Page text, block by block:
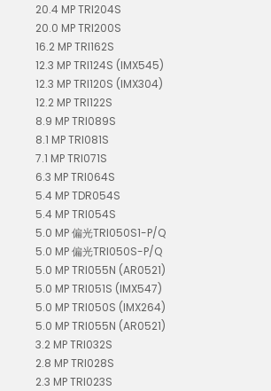
20.4 MP TRI204S
20.0 MP TRI200S
16.2 MP TRI162S
12.3 MP TRI124S (IMX545)
12.3 MP TRI120S (IMX304)
12.2 MP TRI122S
8.9 MP TRI089S
8.1 MP TRI081S
7.1 MP TRI071S
6.3 MP TRI064S
5.4 MP TDR054S
5.4 MP TRI054S
5.0 MP 偏光TRI050S1-P/Q
5.0 MP 偏光TRI050S-P/Q
5.0 MP TRI055N (AR0521)
5.0 MP TRI051S (IMX547)
5.0 MP TRI050S (IMX264)
5.0 MP TRI055N (AR0521)
3.2 MP TRI032S
2.8 MP TRI028S
2.3 MP TRI023S